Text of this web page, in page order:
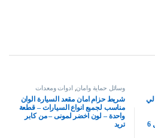
الطوارئ ( 12 ملى ، 3.5 متر ، تحمل 6
وسائل حماية وامان ادوات ومعدات
شريط حزام امان مقعد السيارة الوان
مناسب لجميع انواع السيارات – قطعة
واحدة – لون اخضر لمونى – من كابر
تريد